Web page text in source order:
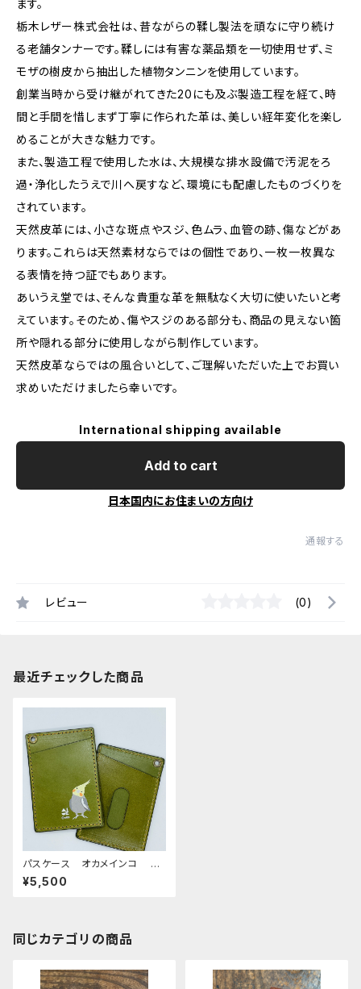
ます。
栃木レザー株式会社は、昔ながらの鞣し製法を頑なに守り続け
る老舗タンナーです。鞣しには有害な薬品類を一切使用せず、ミ
モザの樹皮から抽出した植物タンニンを使用しています。
創業当時から受け継がれてきた20にも及ぶ製造工程を経て、時
間と手間を惜しまず丁寧に作られた革は、美しい経年変化を楽し
めることが大きな魅力です。
また、製造工程で使用した水は、大規模な排水設備で汚泥をろ
過・浄化したうえで川へ戻すなど、環境にも配慮したものづくりを
されています。
天然皮革には、小さな斑点やスジ、色ムラ、血管の跡、傷などがあ
ります。これらは天然素材ならではの個性であり、一枚一枚異な
る表情を持つ証でもあります。
あいうえ堂では、そんな貴重な革を無駄なく大切に使いたいと考
えています。そのため、傷やスジのある部分も、商品の見えない箇
所や隠れる部分に使用しながら制作しています。
天然皮革ならではの風合いとして、ご理解いただいた上でお買い
求めいただけましたら幸いです。
International shipping available
Add to cart
日本国内にお住まいの方向け
通報する
レビュー (0)
最近チェックした商品
パスケース オカメインコ ノ
ーマル グリーン GREEN
おかめいんこ ぽわんシリー
¥5,500
同じカテゴリの商品